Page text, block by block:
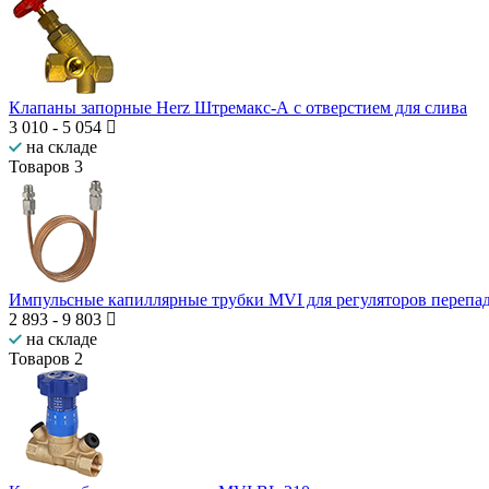
Клапаны запорные Herz Штремакс-А с отверстием для слива
3 010 - 5 054
на складе
Товаров 3
Импульсные капиллярные трубки MVI для регуляторов
2 893 - 9 803
на складе
Товаров 2